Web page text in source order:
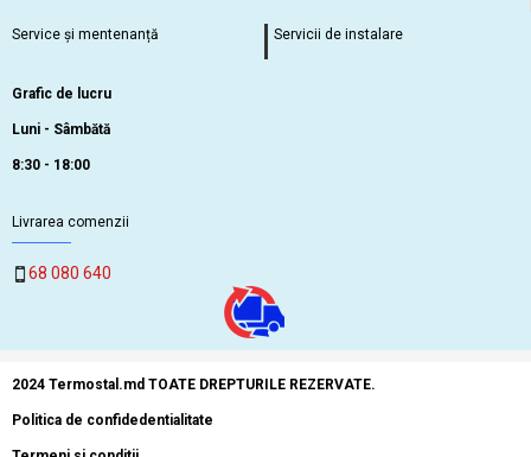
Service și mentenanță Servicii de instalare
Grafic de lucru
Luni - Sâmbătă
8:30 - 18:00
Livrarea comenzii
68 080 640
2024 Termostal.md TOATE DREPTURILE REZERVATE.
Politica de confidedentialitate